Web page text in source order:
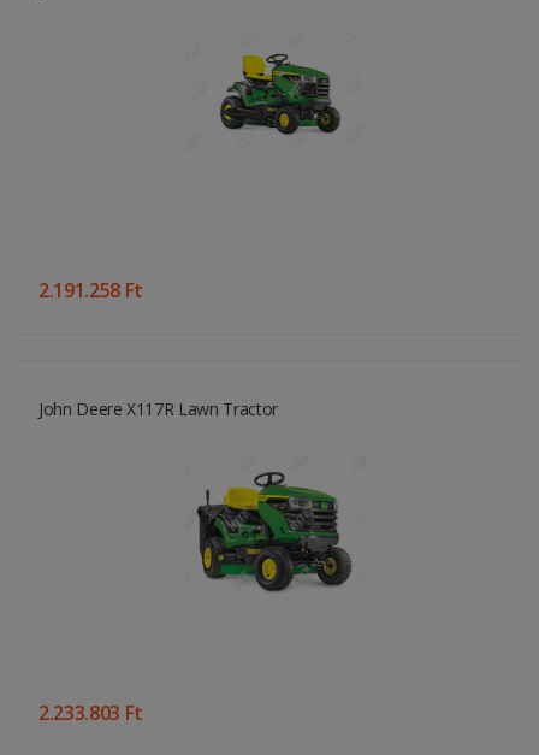
2.191.258 Ft
John Deere X117R Lawn Tractor
2.233.803 Ft